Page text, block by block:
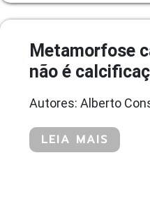
Metamorfose
não é
Autores: Alberto
LEIA MAIS